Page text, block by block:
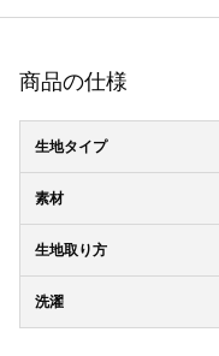
商品の仕様
生地タイプ
素材
生地取り方
洗濯